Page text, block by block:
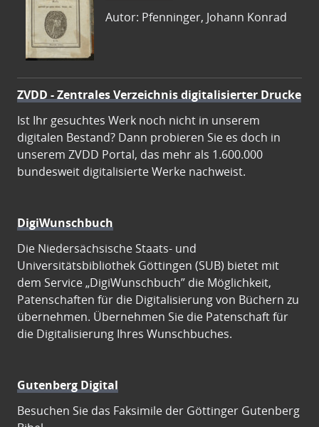
Autor: Pfenninger, Johann Konrad
ZVDD - Zentrales Verzeichnis digitalisierter Drucke
Ist Ihr gesuchtes Werk noch nicht in unserem
digitalen Bestand? Dann probieren Sie es doch in
unserem ZVDD Portal, das mehr als 1.600.000
bundesweit digitalisierte Werke nachweist.
DigiWunschbuch
Die Niedersächsische Staats- und
Universitätsbibliothek Göttingen (SUB) bietet mit
dem Service „DigiWunschbuch” die Möglichkeit,
Patenschaften für die Digitalisierung von Büchern zu
übernehmen. Übernehmen Sie die Patenschaft für
die Digitalisierung Ihres Wunschbuches.
Gutenberg Digital
Besuchen Sie das Faksimile der Göttinger Gutenberg